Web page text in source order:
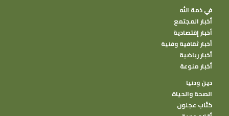
في ذمة الله
أخبار المجتمع
أخبار إقتصادية
أخبار ثقافية وفنية
أخبار رياضية
أخبار منوعة
دين ودنيا
الصحة والحياة
كتًاب عجلون